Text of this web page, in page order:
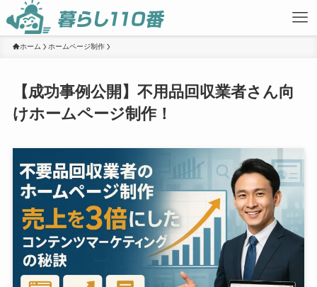
ホーム ホームページ制作
【成功事例公開】不用品回収業者さん向
けホームページ制作！